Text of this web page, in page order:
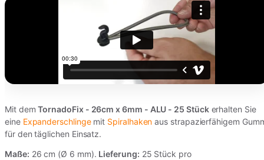
Mit demTornadoFix - 26cm x 6mm - ALU - 25 Stückerhalten Sie
eine Expanderschlingemit Spiralhaken aus strapazierfähigem
für den täglichen Einsatz.
Maße: 26 cm (Ø 6 mm). Lieferung: 25 Stück pro